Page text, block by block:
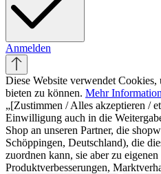
Anmelden
Diese Website verwendet
bieten zu können. Mehr
„[Zustimmen / Alles akzeptieren /
Einwilligung auch in die
Shop an unseren Partner, die
Schöppingen, Deutschland), die
zuordnen kann, sie aber zu
Produktverbesserungen,